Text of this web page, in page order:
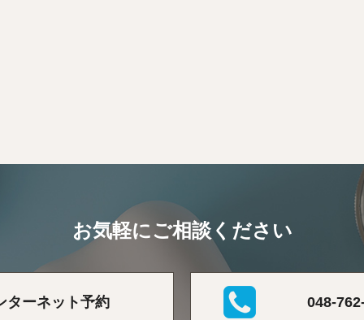
お気軽にご相談ください
ターネット予約 048-